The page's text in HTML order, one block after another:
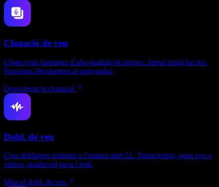
Clonació de veu
Clona veus humanes d’alta qualitat en segons. Sense instal·lar res.
Funciona directament al navegador.
Descobreix la clonació
Dobl. de veu
Crea doblatges realistes a l’instant amb IA. Narra textos, posa veu a
vídeos, qualsevol peça i estil.
Mira el dobl. de veu